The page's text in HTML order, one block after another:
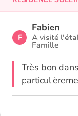
F
Fabien
A visité
Famille
Très bon